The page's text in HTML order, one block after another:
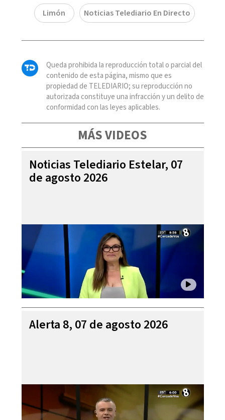
Limón Noticias Telediario En Directo
Queda prohibida la reproducción total o parcial del
contenido de esta página, mismo que es
propiedad de TELEDIARIO; su reproducción no
autorizada constituye una infracción y un delito de
conformidad con las leyes aplicables.
MÁS VIDEOS
Noticias Telediario Estelar, 07
de agosto 2026
Alerta 8, 07 de agosto 2026